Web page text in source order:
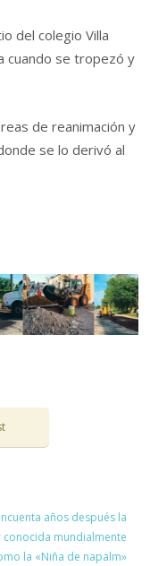
del colegio Villa
cuando se tropezó y
de reanimación y
se lo derivó al
años después la
conocida mundialmente
la «Niña de napalm»